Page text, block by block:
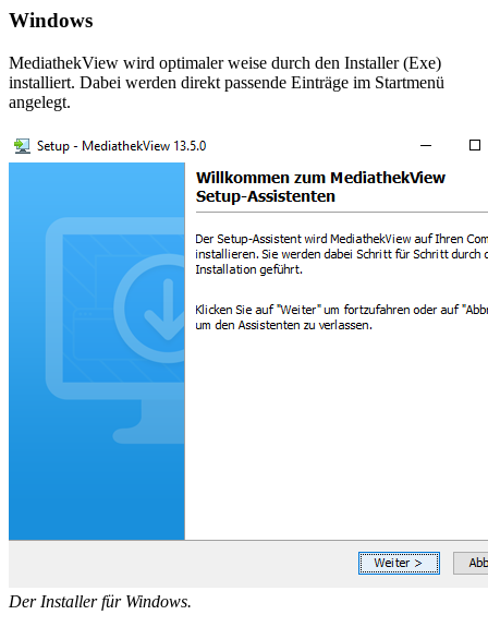
Windows
MediathekView wird optimaler weise durch den Installer (Exe)
installiert. Dabei werden direkt passende Einträge im Startmenü
angelegt.
Der Installer für Windows.